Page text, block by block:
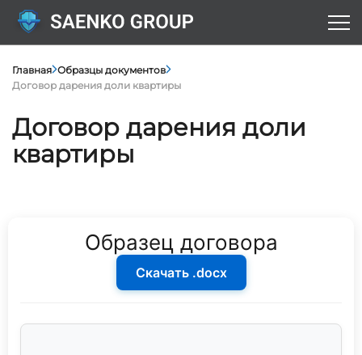
Главная Образцы документов
Договор дарения доли квартиры
Договор дарения доли
квартиры
Образец договора
Скачать .docx